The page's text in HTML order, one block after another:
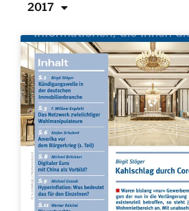
2017